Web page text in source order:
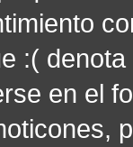
:(
en el